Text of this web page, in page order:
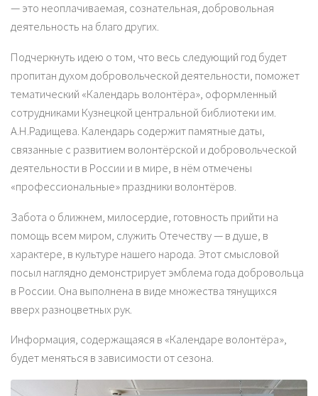
— это неоплачиваемая, сознательная, добровольная
деятельность на благо других.
Подчеркнуть идею о том, что весь следующий год будет
пропитан духом добровольческой деятельности, поможет
тематический «Календарь волонтёра», оформленный
сотрудниками Кузнецкой центральной библиотеки им.
А.Н.Радищева. Календарь содержит памятные даты,
связанные с развитием волонтёрской и добровольческой
деятельности в России и в мире, в нём отмечены
«профессиональные» праздники волонтёров.
Забота о ближнем, милосердие, готовность прийти на
помощь всем миром, служить Отечеству — в душе, в
характере, в культуре нашего народа. Этот смысловой
посыл наглядно демонстрирует эмблема года добровольца
в России. Она выполнена в виде множества тянущихся
вверх разноцветных рук.
Информация, содержащаяся в «Календаре волонтёра»,
будет меняться в зависимости от сезона.